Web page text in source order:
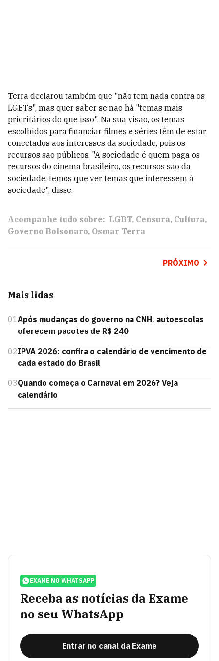
Terra declarou também que "não tem nada contra os
LGBTs", mas quer saber se não há "temas mais
prioritários do que isso". Na sua visão, os temas
escolhidos para financiar filmes e séries têm de estar
conectados aos interesses da sociedade, pois os
recursos são públicos. "A sociedade é quem paga os
recursos do cinema brasileiro, os recursos são da
sociedade, temos que ver temas que interessem à
sociedade", disse.
Acompanhe tudo sobre: LGBT Censura Cultura
Governo Bolsonaro Osmar Terra
PRÓXIMO
Mais lidas
01Após mudanças do governo na CNH, autoescolas
oferecem pacotes de R$ 240
02IPVA 2026: confira o calendário de vencimento de
cada estado do Brasil
03Quando começa o Carnaval em 2026? Veja
calendário
EXAME NO WHATSAPP
Receba as notícias da Exame
no seu WhatsApp
Entrar no canal da Exame